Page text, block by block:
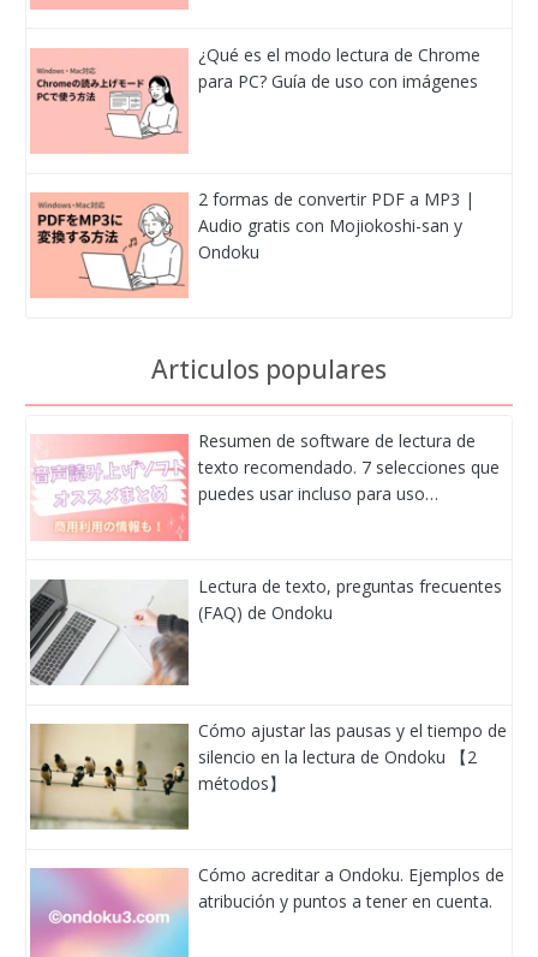
¿Qué es el modo lectura de Chrome
para PC? Guía de uso con imágenes
2 formas de convertir PDF a MP3 |
Audio gratis con Mojiokoshi-san y
Ondoku
Articulos populares
Resumen de software de lectura de
texto recomendado. 7 selecciones que
puedes usar incluso para uso…
Lectura de texto, preguntas frecuentes
(FAQ) de Ondoku
Cómo ajustar las pausas y el tiempo de
silencio en la lectura de Ondoku 【2
métodos】
Cómo acreditar a Ondoku. Ejemplos de
atribución y puntos a tener en cuenta.